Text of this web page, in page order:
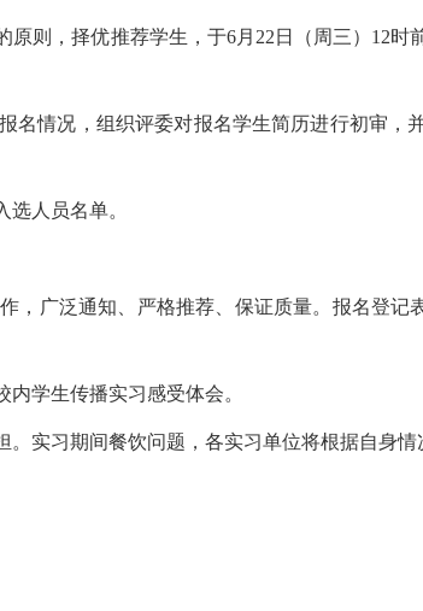
则，择优推荐学生，于6月22日（周三）12
名情况，组织评委对报名学生简历进行初审，
人员名单。
，广泛通知、严格推荐、保证质量。报名登
学生传播实习感受体会。
实习期间餐饮问题，各实习单位将根据自身情